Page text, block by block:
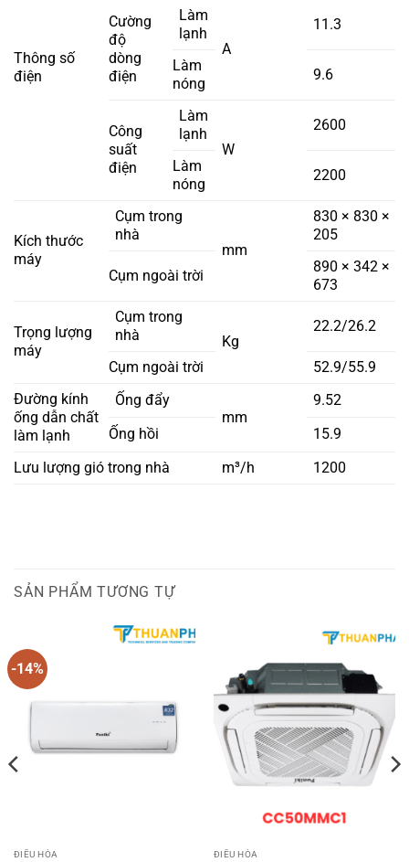
Thông số
điện
Cường
độ
dòng
điện
Làm
lạnh
A
11.3
Làm
nóng
9.6
Công
suất
điện
Làm
lạnh
W
2600
Làm
nóng
2200
Kích thước
máy
Cụm trong
nhà
mm
830 × 830 ×
205
Cụm ngoài trời
890 × 342 ×
673
Trọng lượng
máy
Cụm trong
nhà
Kg
22.2/26.2
Cụm ngoài trời
52.9/55.9
Đường kính
ống dẫn chất
làm lạnh
Ống đẩy
mm
9.52
Ống hồi
15.9
Lưu lượng gió trong nhà
m³/h 1200
SẢN PHẨM TƯƠNG TỰ
-14%
ĐIỀU HÒA ĐIỀU HÒA